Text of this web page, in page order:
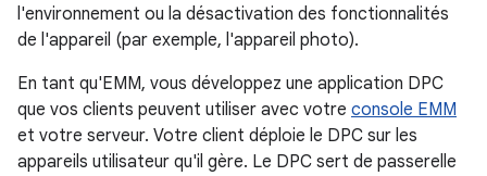
l'environnement ou la désactivation des fonctionnalités
de l'appareil (par exemple, l'appareil photo).
En tant qu'EMM, vous développez une application DPC
que vos clients peuvent utiliser avec votre console EMM
et votre serveur. Votre client déploie le DPC sur les
appareils utilisateur qu'il gère. Le DPC sert de passerelle